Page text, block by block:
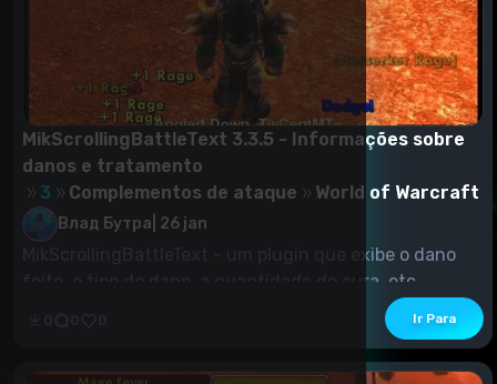
MikScrollingBattleText 3.3.5 - Informações sobre
danos e tratamento
3
Complementos de ataque World of Warcraft
Влад Бутра 26 jan
MikScrollingBattleText - um plugin que exibe o dano
feito, o tipo de dano, a quantidade de cura, etc...
Ir Para